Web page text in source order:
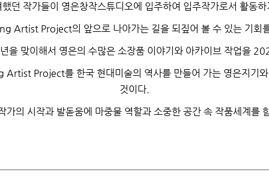
던 작가들이 영은창작스튜디오에 입주하여 입주작가로서 활동
Artist Project의 앞으로 나아가는 길을 되짚어 볼 수 있는 기회
을 맞이해서 영은의 수많은 소장품 이야기와 아카이브 작업을
Artist Project를 한국 현대미술의 역사를 만들어 가는 영은지기
것이다.
가의 시작과 발돋움에 마중물 역할과 소중한 공간 속 작품세계를